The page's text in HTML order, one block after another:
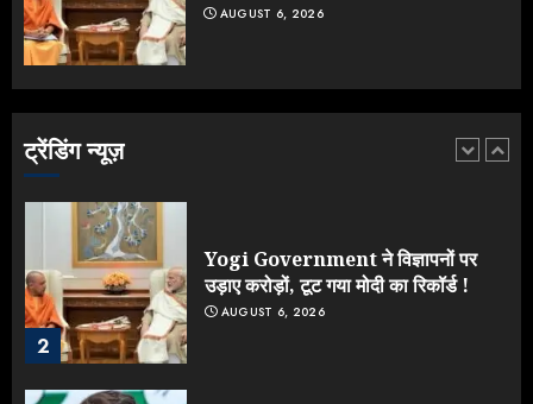
AUGUST 6, 2026
ट्रेंडिंग न्यूज़
1
लड़ाई, यूपी चुनाव में भाजपा उठाएगी भारी
नुकसान
2
Yogi Government ने विज्ञापनों पर
उड़ाए करोड़ों, टूट गया मोदी का रिकॉर्ड !
AUGUST 6, 2026